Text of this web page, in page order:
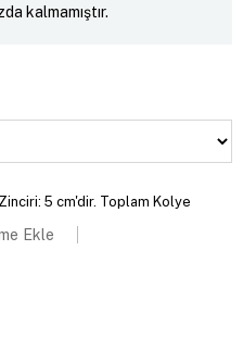
kalmamıştır.
5 cm'dir. Toplam Kolye
Ekle